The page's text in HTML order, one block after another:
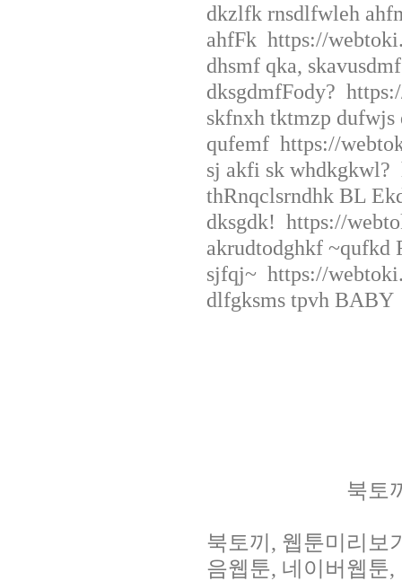
dkzlfk rnsdlfwleh
ahfFk https://
dhsmf qka,
dksgdmfFody?
skfnxh tktmzp
qufemf https://
sj akfi sk whdkgkwl?
thRnqclsrndhk BL
dksgdk! https://
akrudtodghkf ~qufkd
sjfqj~ https://
dlfgksms tpvh
북토
북토끼, 웹툰미리보
음웹툰, 네이버웹툰